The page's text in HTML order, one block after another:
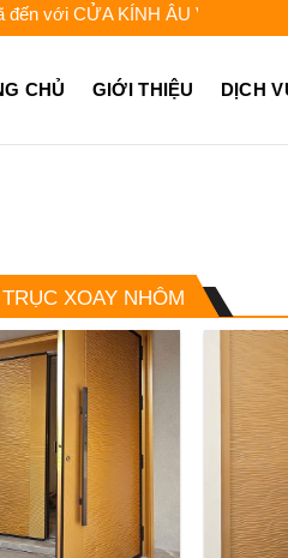
với CỬA KÍNH ÂU VIỆT - Liên hệ
CHỦ GIỚI THIỆU DỊCH
XOAY NHÔM